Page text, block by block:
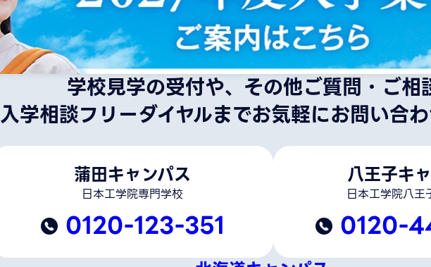
学校見学の受付や、その他ご質問・ご相
入学相談フリーダイヤルまでお気軽にお問い合わ
蒲田キャンパス
日本工学院専門学校
0120-123-351
八王子キ
日本工学院八王
0120-